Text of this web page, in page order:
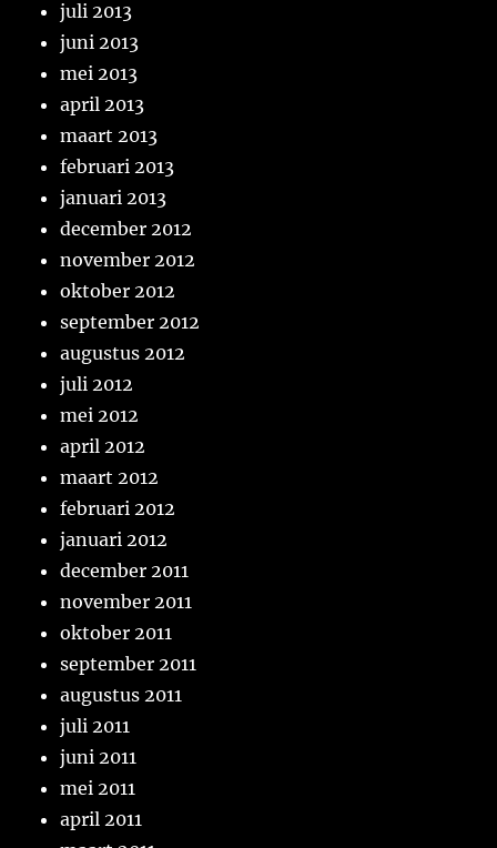
juli 2013
juni 2013
mei 2013
april 2013
maart 2013
februari 2013
januari 2013
december 2012
november 2012
oktober 2012
september 2012
augustus 2012
juli 2012
mei 2012
april 2012
maart 2012
februari 2012
januari 2012
december 2011
november 2011
oktober 2011
september 2011
augustus 2011
juli 2011
juni 2011
mei 2011
april 2011